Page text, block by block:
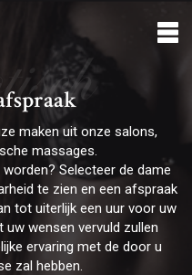
maken uit onze salons,
massages.
Selecteer de dame
te zien en een afspraak
tot uiterlijk een uur voor uw
uw wensen vervuld zullen
ervaring met de door u
zal hebben.